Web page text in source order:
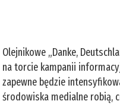
Olejnikowe „Danke,
na torcie kampanii
zapewne będzie
środowiska medialne robią,